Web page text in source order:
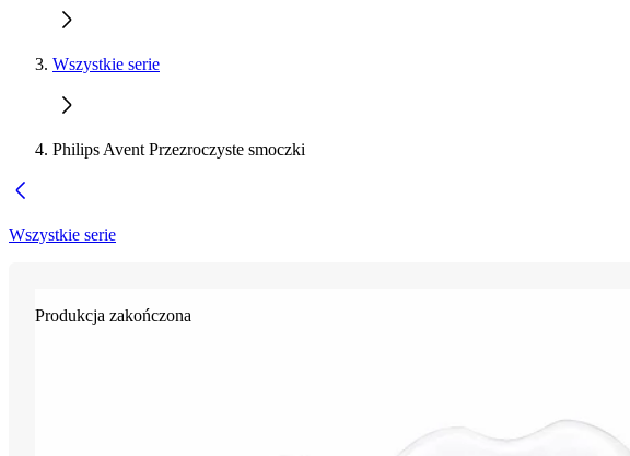
Wszystkie serie
Philips Avent Przezroczyste smoczki
Wszystkie serie
Produkcja zakończona